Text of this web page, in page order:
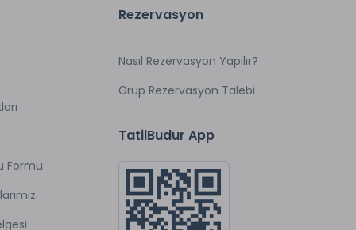
Formu
Rezervasyon
Nasıl Rezervasyon Yapılır?
Grup Rezervasyon Talebi
TatilBudur App